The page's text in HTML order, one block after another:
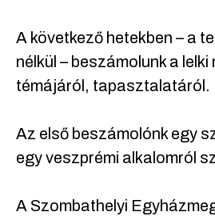
A következő hetekben – a
nélkül – beszámolunk a
témájáról, tapasztalatáról.
Az első beszámolónk egy
egy veszprémi alkalomról
A Szombathelyi